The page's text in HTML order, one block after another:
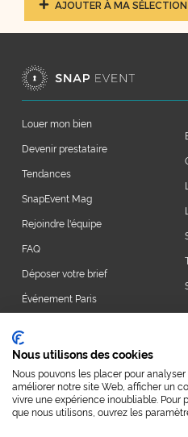
AJOUTER À MA SÉLECTION
Louer mon bien
Devenir prestataire
Tendances
SnapEvent Mag
Rejoindre l'équipe
FAQ
Déposer votre brief
Événement Paris
Nous contacter
2026 SNAPEVENT
Qui sommes-
Nous utilisons des cookies
Nous pouvons les placer pour
améliorer notre site Web, afficher un
vivre une expérience inoubliable. Pour
que nous utilisons, ouvrez les